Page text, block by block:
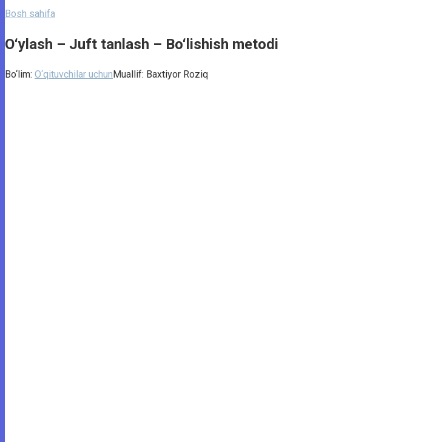
Bosh sahifa
O‘ylash – Juft tanlash – Bo‘lishish metodi
Bo‘lim: O‘qituvchilar uchunMuallif: Baxtiyor Roziq